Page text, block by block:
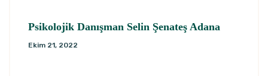
Psikolojik Danışman Selin Şenateş Adana
Ekim 21, 2022